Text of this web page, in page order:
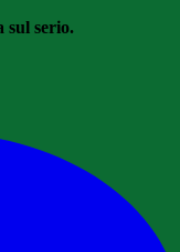
sul serio.